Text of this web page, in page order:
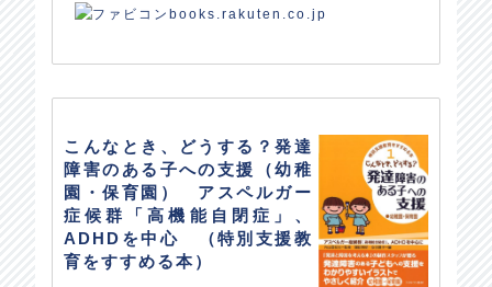
books.rakuten.co.jp
こんなとき、どうする？発達
障害のある子への支援（幼稚
園・保育園） アスペルガー
症候群「高機能自閉症」、
ADHDを中心 （特別支援教
育をすすめる本）